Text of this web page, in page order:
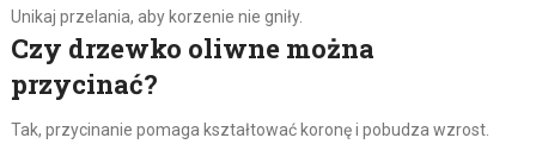
Unikaj przelania, aby korzenie nie gniły.
Czy drzewko oliwne można
przycinać?
Tak, przycinanie pomaga kształtować koronę i pobudza wzrost.